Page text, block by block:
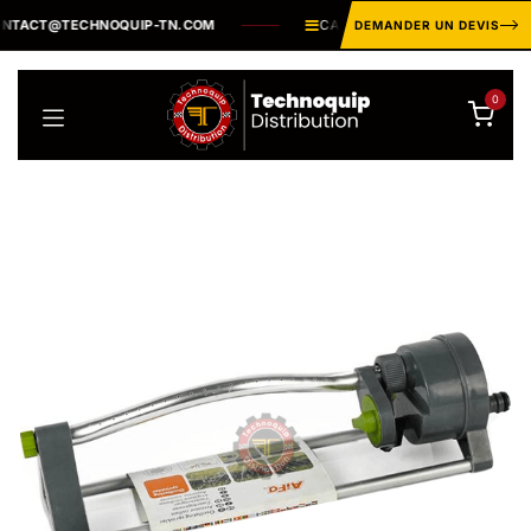
TN.COM CATALOGUE INDUSTRIEL ·
DEMANDER UN DEVIS
0